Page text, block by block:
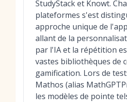
StudyStack et Knowt.
plateformes s'est
approche unique de
allant de la
par l'IA et la répétition
vastes bibliothèques de
gamification. Lors de
Mathos (alias
les modèles de pointe